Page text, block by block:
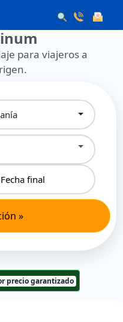
para viajeros a
»
precio garantizado